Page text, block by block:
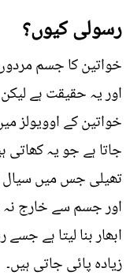
رسولی کیوں؟
خواتین کا جسم
اور یہ حقیقت ہے
خواتین کے اوویولز
جاتا ہے جو یہ کھاتی
تھیلی جس میں سیال
اور جسم سے خارج
ابھار بنا لیتا ہے
زیادہ پائی جاتی ہیں۔